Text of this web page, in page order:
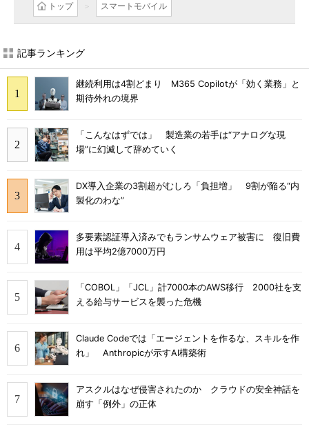
トップ スマートモバイル
記事ランキング
継続利用は4割どまり M365 Copilotが「効く業務」と
期待外れの境界
「こんなはずでは」 製造業の若手は“アナログな現
場”に幻滅して辞めていく
DX導入企業の3割超がむしろ「負担増」 9割が陥る“内
製化のわな”
多要素認証導入済みでもランサムウェア被害に 復旧費
用は平均2億7000万円
「COBOL」「JCL」計7000本のAWS移行 2000社を支
える給与サービスを襲った危機
Claude Codeでは「エージェントを作るな、スキルを作
れ」 Anthropicが示すAI構築術
アスクルはなぜ侵害されたのか クラウドの安全神話を
崩す「例外」の正体